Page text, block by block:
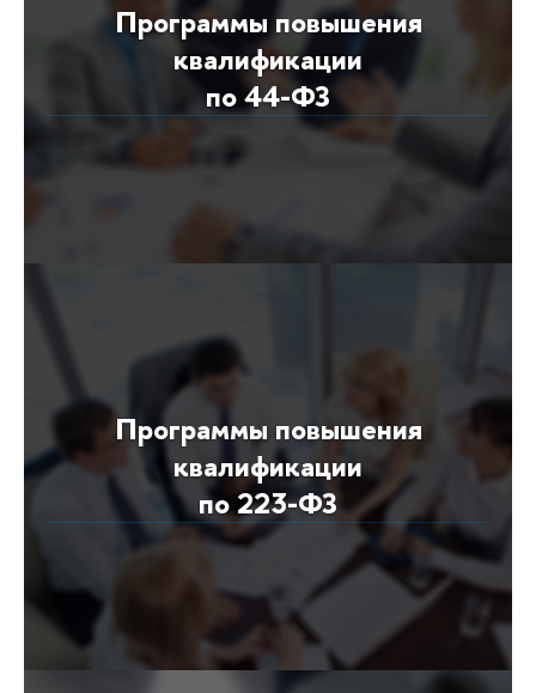
Программы повышения
квалификации
по 44-ФЗ
Программы повышения
квалификации
по 223-ФЗ